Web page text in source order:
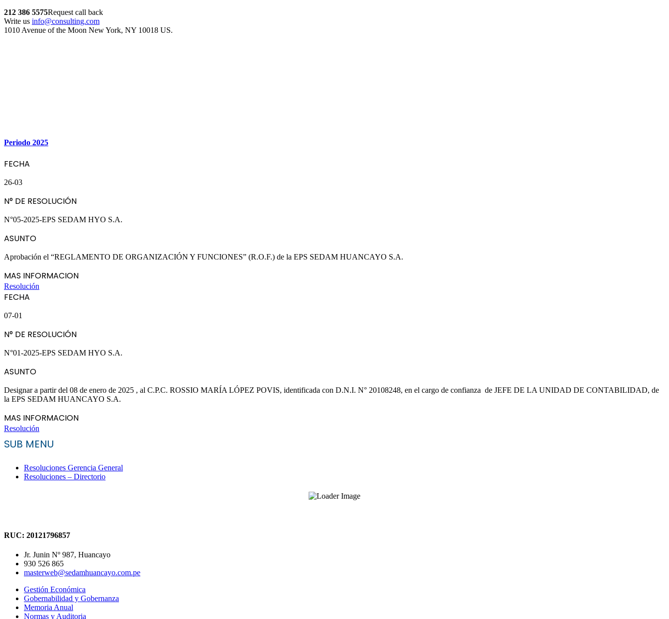
212 386 5575Request call back
Write us info@consulting.com
1010 Avenue of the Moon New York, NY 10018 US.
Periodo 2025
FECHA
26-03
N° DE RESOLUCIÓN
N°05-2025-EPS SEDAM HYO S.A.
ASUNTO
Aprobación el “REGLAMENTO DE ORGANIZACIÓN Y FUNCIONES” (R.O.F.) de la EPS SEDAM HUANCAYO S.A.
MAS INFORMACION
Resolución
FECHA
07-01
N° DE RESOLUCIÓN
N°01-2025-EPS SEDAM HYO S.A.
ASUNTO
Designar a partir del 08 de enero de 2025 , al C.P.C. ROSSIO MARÍA LÓPEZ POVIS, identificada con D.N.I. N° 20108248, en el cargo de confianza de JEFE DE LA UNIDAD DE CONTABILIDAD, de
la EPS SEDAM HUANCAYO S.A.
MAS INFORMACION
Resolución
SUB MENU
Resoluciones Gerencia General
Resoluciones – Directorio
RUC: 20121796857
Jr. Junin Nº 987, Huancayo
930 526 865
masterweb@sedamhuancayo.com.pe
Gestión Económica
Gobernabilidad y Gobernanza
Memoria Anual
Normas y Auditoria